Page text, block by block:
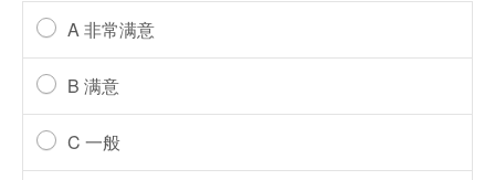
A 非常满意
B 满意
C 一般